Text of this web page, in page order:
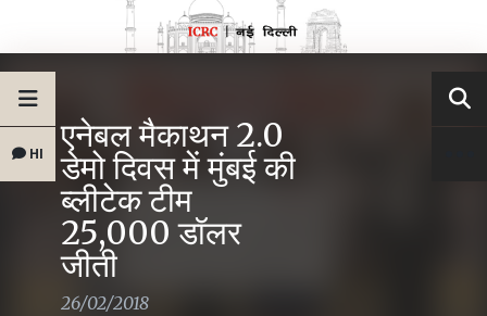
HI एनेबल मैकाथन 2.0
डेमो दिवस में मुंबई की
ब्लीटेक टीम
25,000 डॉलर
जीती
26/02/2018